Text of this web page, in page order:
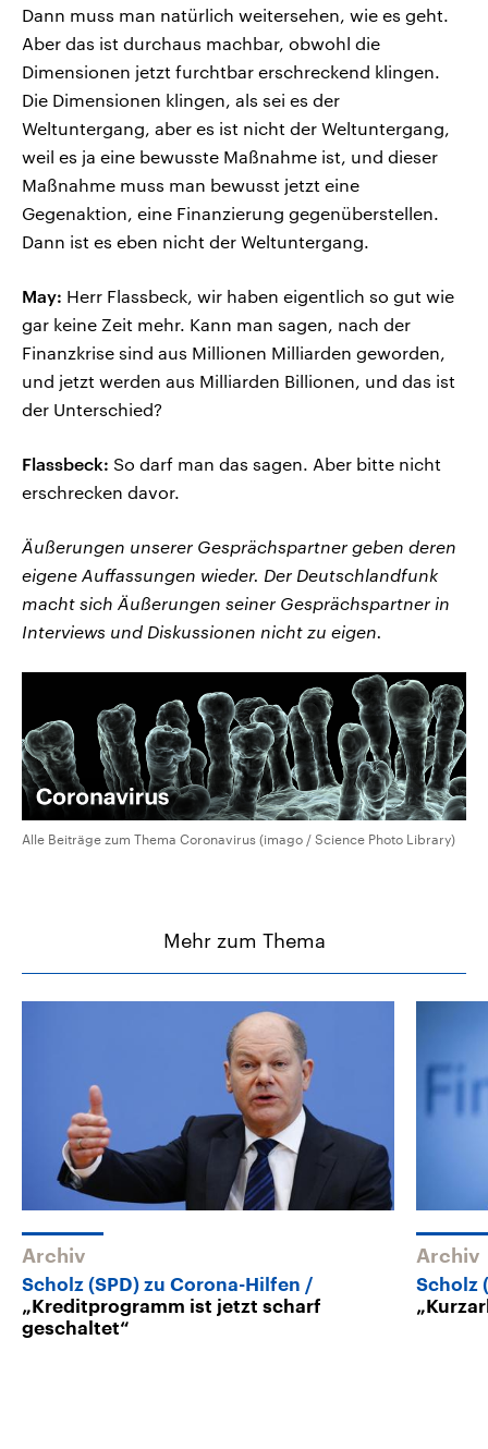
Dann muss man natürlich weitersehen, wie es geht.
Aber das ist durchaus machbar, obwohl die
Dimensionen jetzt furchtbar erschreckend klingen.
Die Dimensionen klingen, als sei es der
Weltuntergang, aber es ist nicht der Weltuntergang,
weil es ja eine bewusste Maßnahme ist, und dieser
Maßnahme muss man bewusst jetzt eine
Gegenaktion, eine Finanzierung gegenüberstellen.
Dann ist es eben nicht der Weltuntergang.
May: Herr Flassbeck, wir haben eigentlich so gut wie
gar keine Zeit mehr. Kann man sagen, nach der
Finanzkrise sind aus Millionen Milliarden geworden,
und jetzt werden aus Milliarden Billionen, und das ist
der Unterschied?
Flassbeck: So darf man das sagen. Aber bitte nicht
erschrecken davor.
Äußerungen unserer Gesprächspartner geben deren
eigene Auffassungen wieder. Der Deutschlandfunk
macht sich Äußerungen seiner Gesprächspartner in
Interviews und Diskussionen nicht zu eigen.
Alle Beiträge zum Thema Coronavirus (imago / Science Photo Library)
Mehr zum Thema
Archiv
Scholz (SPD) zu Corona-Hilfen
„Kreditprogramm ist jetzt scharf
geschaltet“
Archiv
Scholz